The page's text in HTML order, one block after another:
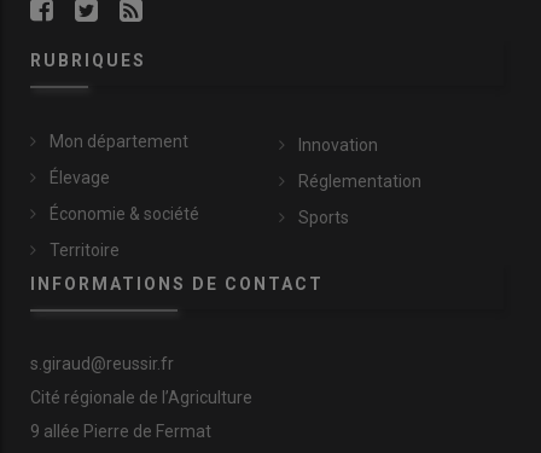
RUBRIQUES
Mon département
Élevage
Économie & société
Territoire
Innovation
Réglementation
Sports
INFORMATIONS DE CONTACT
s.giraud@reussir.fr
Cité régionale de l’Agriculture
9 allée Pierre de Fermat